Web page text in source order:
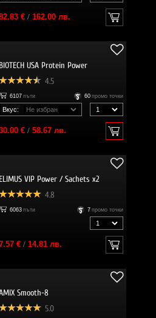
€/ 162.00 лв.
BIOTECH USA Protein Power
4.5
6107 пъти 60 промо точки
Вкус:
€/ 58.67 лв.
ELIMUS VIP Power / Sachets x2
4.8
6063 пъти 7 промо точки
€/ 14.81 лв.
Smooth-8
5.0